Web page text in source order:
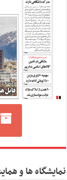
نمایشگاه ها و